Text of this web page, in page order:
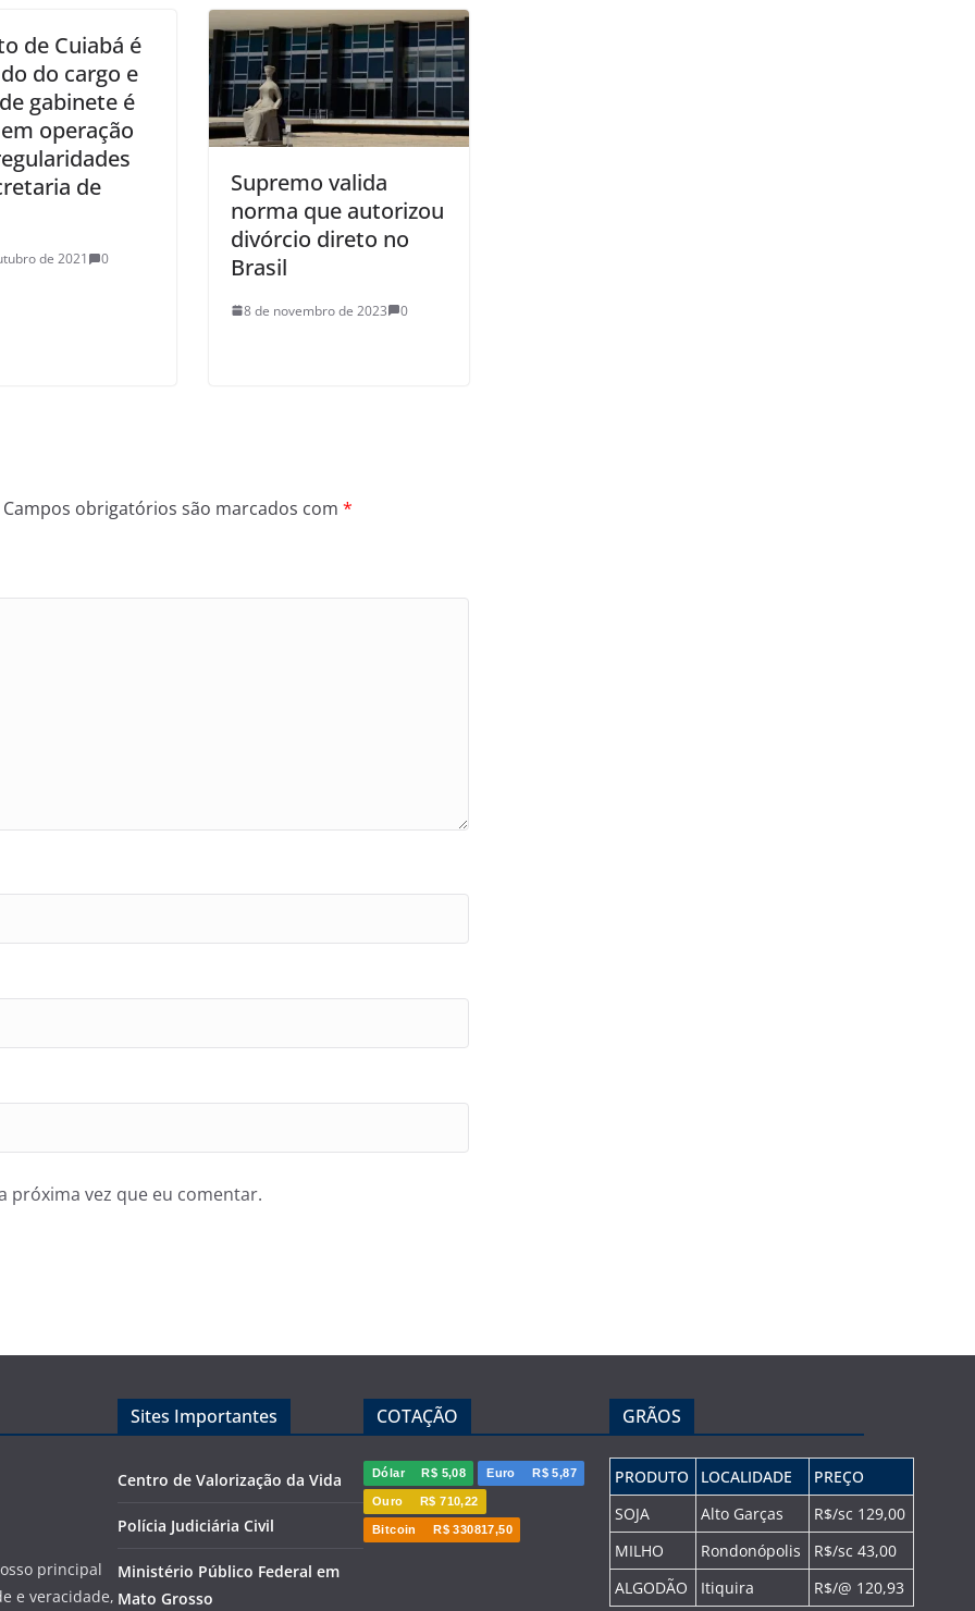
de Cuiabá é
do cargo e
gabinete é
operação
de
de 2021 0
Supremo valida
norma que autorizou
divórcio direto no
Brasil
8 de novembro de 2023 0
Campos obrigatórios são marcados com *
próxima vez que eu comentar.
principal
e veracidade,
Sites Importantes
Centro de Valorização da Vida
Polícia Judiciária Civil
Ministério Público Federal em
Mato Grosso
COTAÇÃO
Dólar R$ 5,08 Euro R$ 5,87
Ouro R$ 710,22
Bitcoin R$ 330817,50
GRÃOS
PRODUTO LOCALIDADE
PREÇO
SOJA
Alto Garças
R$/sc 129,00
MILHO
Rondonópolis
R$/sc 43,00
ALGODÃO
Itiquira R$/@ 120,93